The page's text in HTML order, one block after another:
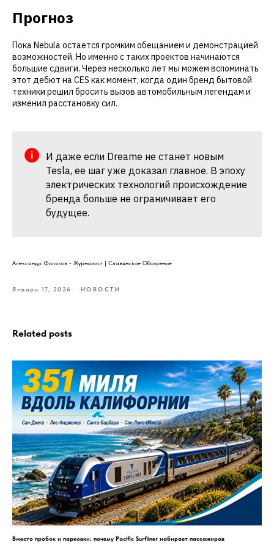
Прогноз
Пока Nebula остается громким обещанием и демонстрацией
возможностей. Но именно с таких проектов начинаются
большие сдвиги. Через несколько лет мы можем вспоминать
этот дебют на CES как момент, когда один бренд бытовой
техники решил бросить вызов автомобильным легендам и
изменил расстановку сил.
И даже если Dreame не станет новым
Tesla, ее шаг уже доказал главное. В эпоху
электрических технологий происхождение
бренда больше не ограничивает его
будущее.
Александр Филатов - Журналист | Славянское Обозрение
Январь 17, 2026 НОВОСТИ
Related posts
Вместо пробок и парковки: почему Pacific Surfliner набирает пассажиров